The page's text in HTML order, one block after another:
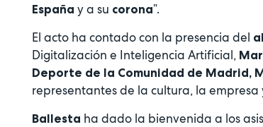
España y a su corona”.
El acto ha contado con la presencia del
Digitalización e Inteligencia Artificial,
Deporte de la Comunidad de Madrid,
representantes de la cultura, la
Ballesta ha dado la bienvenida a los